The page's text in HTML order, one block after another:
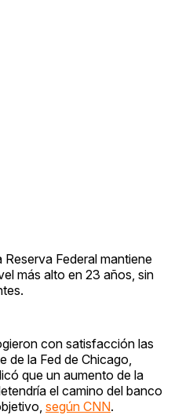
Federal mantiene
más alto en 23 años, sin
con satisfacción las
de la Fed de Chicago,
que un aumento de la
el camino del banco
según CNN.